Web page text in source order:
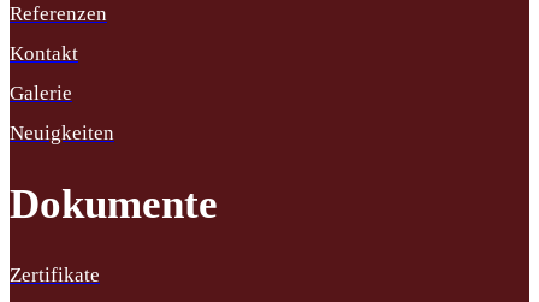
Referenzen
Kontakt
Galerie
Neuigkeiten
Dokumente
Zertifikate